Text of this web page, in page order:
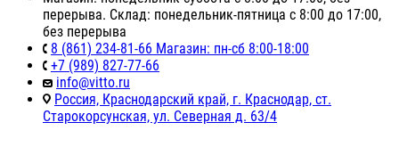
перерыва. Склад: понедельник-пятница с 8:00 до 17:00,
без перерыва
8 (861) 234-81-66 Магазин: пн-сб 8:00-18:00
+7 (989) 827-77-66
info@vitto.ru
Россия, Краснодарский край, г. Краснодар, ст.
Старокорсунская, ул. Северная д. 63/4